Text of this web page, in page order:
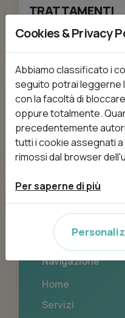
TRATTAMENTI
Nessun trattamento
Assunta
Via Salvatore di
(NA)
Navigazione
Home
Servizi
Cookies & Privacy
Abbiamo classificato i
seguito potrai leggerne
con la facoltà di
oppure totalmente.
precedentemente
tutti i cookie assegnati
rimossi dal browser
Per saperne di più